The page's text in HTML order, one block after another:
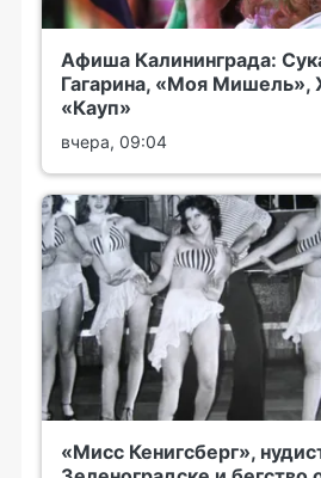
Афиша Калининграда:
Гагарина, «Моя Мишель»,
«Кауп»
вчера, 09:04
«Мисс Кенигсберг»,